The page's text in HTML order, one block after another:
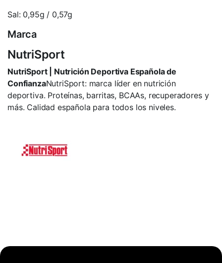
Sal: 0,95g / 0,57g
Marca
NutriSport
NutriSport | Nutrición Deportiva Española de
ConfianzaNutriSport: marca líder en nutrición
deportiva. Proteínas, barritas, BCAAs, recuperadores y
más. Calidad española para todos los niveles.